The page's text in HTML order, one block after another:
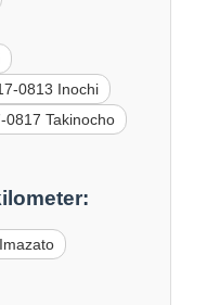
0813 Inochi
0817 Takinocho